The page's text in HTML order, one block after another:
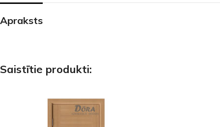
Apraksts
Saistītie produkti: